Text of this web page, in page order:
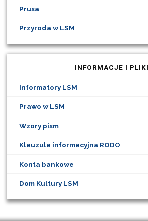
Prusa
Przyroda w LSM
INFORMACJE I PLIKI
Informatory LSM
Prawo w LSM
Wzory pism
Klauzula informacyjna RODO
Konta bankowe
Dom Kultury LSM